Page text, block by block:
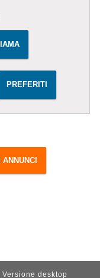
PREFERITI
Versione desktop